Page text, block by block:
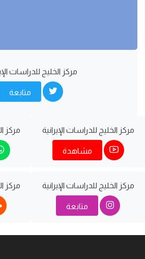
مركز الخليج للدراسات
متابعة
مركز الخليج للدراسات اﻹيرانية
مشاهدة
مركز
مركز الخليج للدراسات اﻹيرانية
متابعة
مركز